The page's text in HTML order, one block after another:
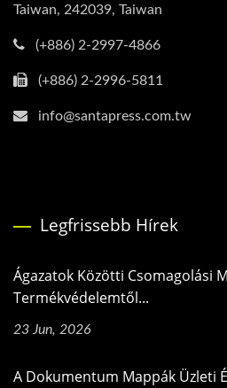
Taiwan, 242039, Taiwan
(+886) 2-2997-4866
(+886) 2-2996-5811
info@santapress.com.tw
Legfrissebb Hírek
Ágazatok Közötti Csomagolási
Termékvédelemtől...
23 Jun, 2026
A Dokumentum Mappák Üzleti